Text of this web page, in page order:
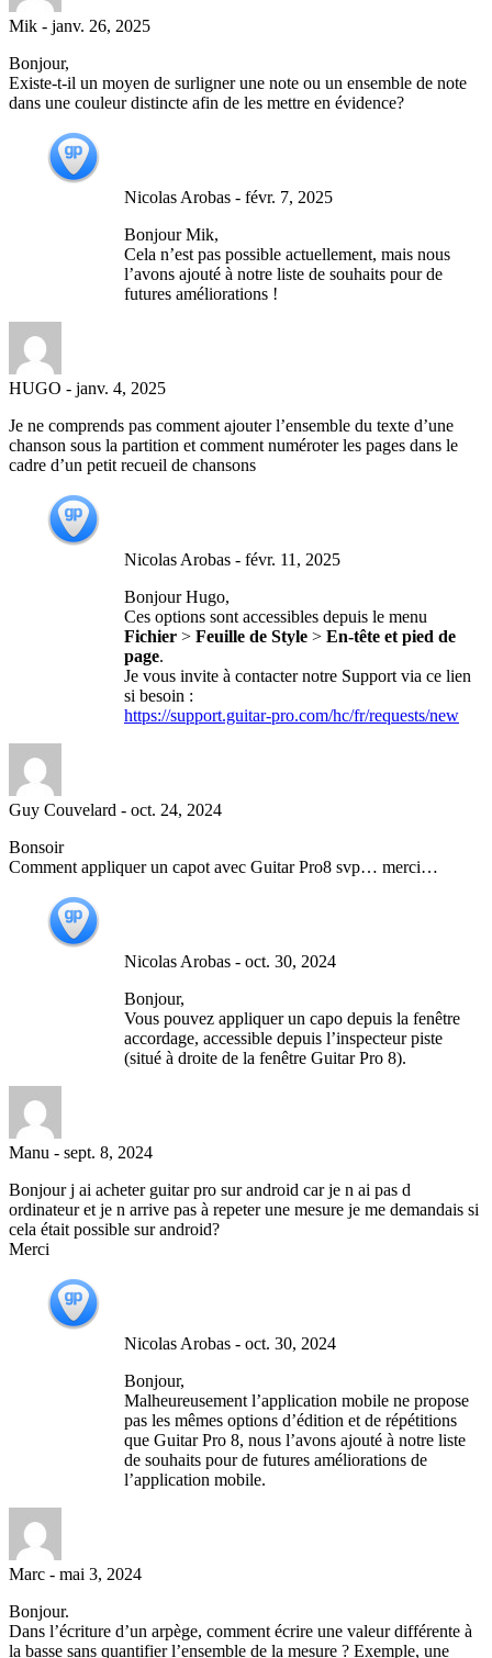
Mik - janv. 26, 2025
Bonjour,
Existe-t-il un moyen de surligner une note ou un ensemble de note
dans une couleur distincte afin de les mettre en évidence?
Nicolas Arobas - févr. 7, 2025
Bonjour Mik,
Cela n’est pas possible actuellement, mais nous
l’avons ajouté à notre liste de souhaits pour de
futures améliorations !
HUGO - janv. 4, 2025
Je ne comprends pas comment ajouter l’ensemble du texte d’une
chanson sous la partition et comment numéroter les pages dans le
cadre d’un petit recueil de chansons
Nicolas Arobas - févr. 11, 2025
Bonjour Hugo,
Ces options sont accessibles depuis le menu
Fichier > Feuille de Style > En-tête et pied de
page.
Je vous invite à contacter notre Support via ce lien
si besoin :
https://support.guitar-pro.com/hc/fr/requests/new
Guy Couvelard - oct. 24, 2024
Bonsoir
Comment appliquer un capot avec Guitar Pro8 svp… merci…
Nicolas Arobas - oct. 30, 2024
Bonjour,
Vous pouvez appliquer un capo depuis la fenêtre
accordage, accessible depuis l’inspecteur piste
(situé à droite de la fenêtre Guitar Pro 8).
Manu - sept. 8, 2024
Bonjour j ai acheter guitar pro sur android car je n ai pas d
ordinateur et je n arrive pas à repeter une mesure je me demandais si
cela était possible sur android?
Merci
Nicolas Arobas - oct. 30, 2024
Bonjour,
Malheureusement l’application mobile ne propose
pas les mêmes options d’édition et de répétitions
que Guitar Pro 8, nous l’avons ajouté à notre liste
de souhaits pour de futures améliorations de
l’application mobile.
Marc - mai 3, 2024
Bonjour.
Dans l’écriture d’un arpège, comment écrire une valeur différente à
la basse sans quantifier l’ensemble de la mesure ? Exemple, une